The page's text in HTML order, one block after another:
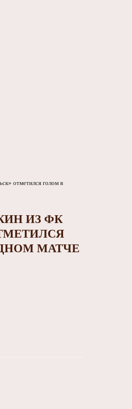
ИЗ ФК
МАТЧЕ